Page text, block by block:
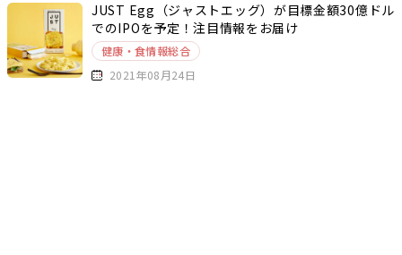
JUST Egg（ジャストエッグ）が目標金額30億ドル
でのIPOを予定！注目情報をお届け
健康・食情報総合
2021年08月24日